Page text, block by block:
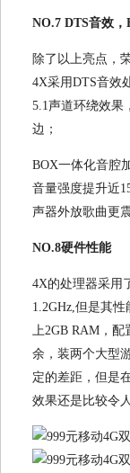
NO.7 DTS音效
除了以上亮点，
4X采用DTS音效
5.1声道环绕效果
边；
BOX一体化音腔
音量强度提升近
声器外放歌曲更震
NO.8硬件性能
4X的处理器采用
1.2GHz,但是其
上2GB RAM，
余，装两个大型
定的差距，但是
效果还是比较令